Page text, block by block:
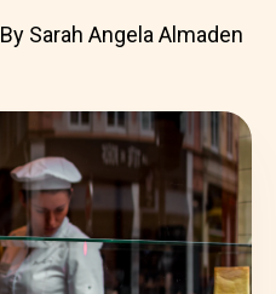
By Sarah Angela Almaden